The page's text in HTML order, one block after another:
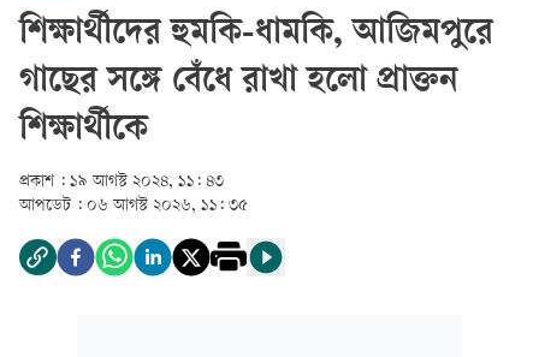
শিক্ষার্থীদের হুমকি-ধামকি, আজিমপুরে
গাছের সঙ্গে বেঁধে রাখা হলো প্রাক্তন
শিক্ষার্থীকে
প্রকাশ : ১৯ আগস্ট ২০২৪, ১১: ৪৩
আপডেট : ০৬ আগস্ট ২০২৬, ১১: ৩৫